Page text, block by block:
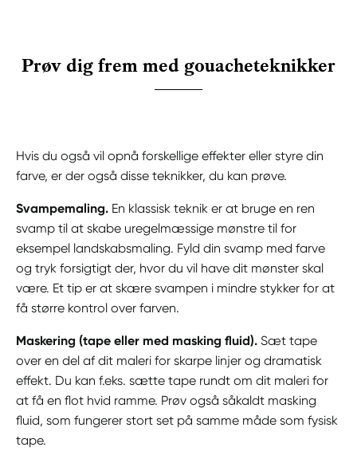
Prøv dig frem med gouacheteknikker
Hvis du også vil opnå forskellige effekter eller styre din
farve, er der også disse teknikker, du kan prøve.
Svampemaling. En klassisk teknik er at bruge en ren
svamp til at skabe uregelmæssige mønstre til for
eksempel landskabsmaling. Fyld din svamp med farve
og tryk forsigtigt der, hvor du vil have dit mønster skal
være. Et tip er at skære svampen i mindre stykker for at
få større kontrol over farven.
Maskering (tape eller med masking fluid). Sæt tape
over en del af dit maleri for skarpe linjer og dramatisk
effekt. Du kan f.eks. sætte tape rundt om dit maleri for
at få en flot hvid ramme. Prøv også såkaldt masking
fluid, som fungerer stort set på samme måde som fysisk
tape.